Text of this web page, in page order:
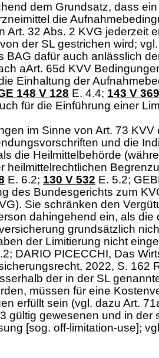
dem Grundsatz, dass
die
Art. 32 Abs. 2 KVG jederzeit
der SL gestrichen wird;
BAG dafür auch anlässlich
aArt. 65d KVV
Einhaltung der
148 V 128 E. 4.4; 143 V 369
für die Einführung einer
im Sinne von Art. 73 KVV
und die
die Heilmittelbehörde
heilmittelrechtlichen
E. 6.2; 130 V 532 E. 5.2;
des Bundesgerichts zum
). Sie schränken den
dahingehend ein, als die
grundsätzlich
der Limitierung nicht
DARIO PICECCHI, Das
2022, S. 162
der in der SL
müssen für eine
erfüllt sein (vgl. dazu Art.
gültig gewesenen und in der
[sog. off-limitation-use];